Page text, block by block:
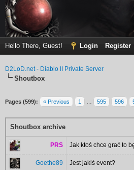
Hello There, Guest! Login Register
D2LoD.net - Diablo II Private Server
Shoutbox
Pages (599): « Previous 1 595 596
Shoutbox archive
PRS Jak ktoś chce grać to
Goethe89 Jest jakiś event?